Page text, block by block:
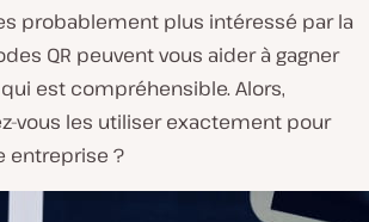
probablement plus intéressé par la
QR peuvent vous aider à gagner
qui est compréhensible. Alors,
vous les utiliser exactement pour
entreprise ?